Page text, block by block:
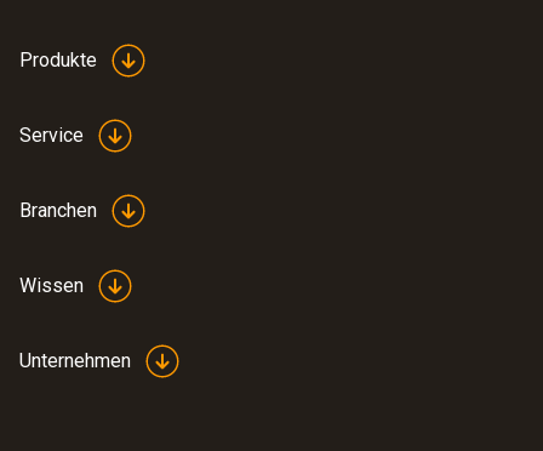
Produkte
Service
Branchen
Wissen
Unternehmen